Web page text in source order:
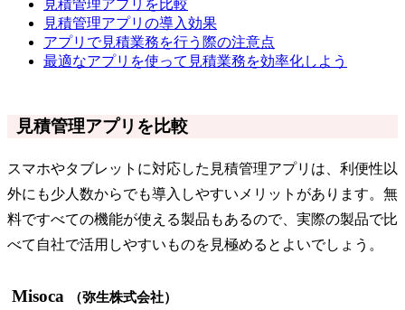
見積管理アプリを比較
見積管理アプリの導入効果
アプリで見積業務を行う際の注意点
最適なアプリを使って見積業務を効率化しよう
見積管理アプリを比較
スマホやタブレットに対応した見積管理アプリは、利便性以
外にも少人数からでも導入しやすいメリットがあります。無
料ですべての機能が使える製品もあるので、実際の製品で比
べて自社で活用しやすいものを見極めるとよいでしょう。
Misoca （弥生株式会社）